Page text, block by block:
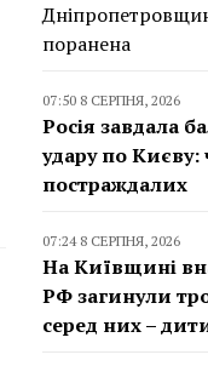
поранена
07:50 8 СЕРПНЯ, 2026
Росія завдала
удару по Києву:
постраждалих
07:24 8 СЕРПНЯ, 2026
На Київщині
РФ загинули
серед них –